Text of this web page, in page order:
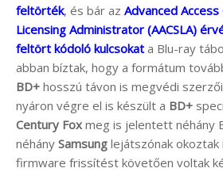
feltörték, és bár az Advanced
Licensing Administrator (AACSLA)
feltört kódoló kulcsokat a Blu-ray
abban bíztak, hogy a formátum
BD+ hosszú távon is megvédi
nyáron végre el is készült a BD+
Century Fox meg is jelentett néhány
néhány Samsung lejátszónak
firmware frissítést követően voltak